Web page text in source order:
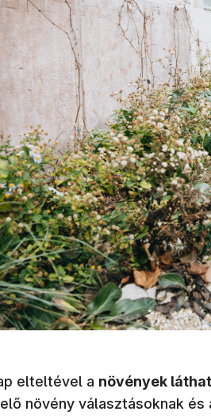
elteltével a növények
növény választásoknak